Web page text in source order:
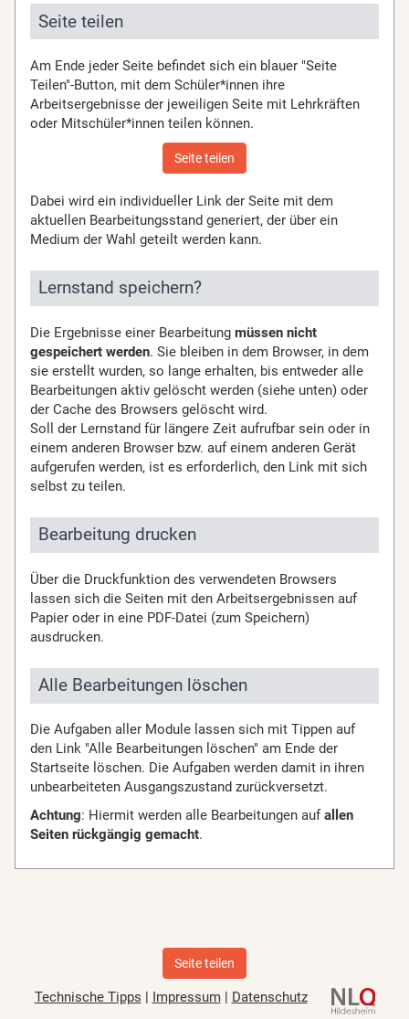
Seite teilen
Am Ende jeder Seite befindet sich ein blauer "Seite
Teilen"-Button, mit dem Schüler*innen ihre
Arbeitsergebnisse der jeweiligen Seite mit Lehrkräften
oder Mitschüler*innen teilen können.
Seite teilen
Dabei wird ein individueller Link der Seite mit dem
aktuellen Bearbeitungsstand generiert, der über ein
Medium der Wahl geteilt werden kann.
Lernstand speichern?
Die Ergebnisse einer Bearbeitung müssen nicht
gespeichert werden. Sie bleiben in dem Browser, in dem
sie erstellt wurden, so lange erhalten, bis entweder alle
Bearbeitungen aktiv gelöscht werden (siehe unten) oder
der Cache des Browsers gelöscht wird.
Soll der Lernstand für längere Zeit aufrufbar sein oder in
einem anderen Browser bzw. auf einem anderen Gerät
aufgerufen werden, ist es erforderlich, den Link mit sich
selbst zu teilen.
Bearbeitung drucken
Über die Druckfunktion des verwendeten Browsers
lassen sich die Seiten mit den Arbeitsergebnissen auf
Papier oder in eine PDF-Datei (zum Speichern)
ausdrucken.
Alle Bearbeitungen löschen
Die Aufgaben aller Module lassen sich mit Tippen auf
den Link "Alle Bearbeitungen löschen" am Ende der
Startseite löschen. Die Aufgaben werden damit in ihren
unbearbeiteten Ausgangszustand zurückversetzt.
Achtung: Hiermit werden alle Bearbeitungen auf allen
Seiten rückgängig gemacht.
Seite teilen
Technische Tipps Impressum| Datenschutz